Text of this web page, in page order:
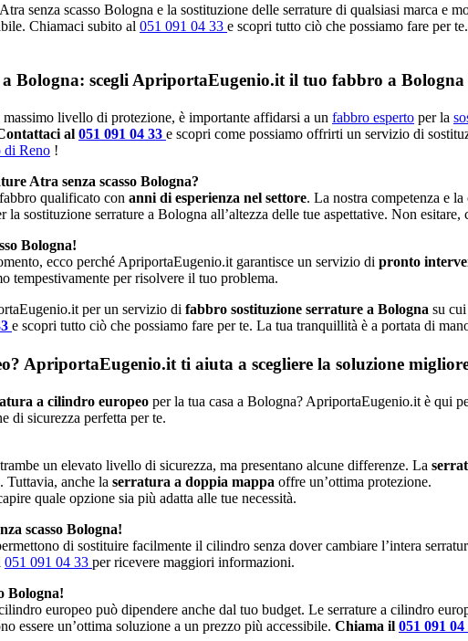
senza scasso Bologna e la sostituzione delle serrature di qualsiasi marca e
Chiamaci subito al 051 091 04 33 e scopri tutto ciò che possiamo fare per
Bologna: scegli ApriportaEugenio.it il tuo fabbro a Bologna
livello di protezione, è importante affidarsi a un fabbro esperto per la
al 051 091 04 33 e scopri come possiamo offrirti un servizio di
di Reno !
Atra senza scasso Bologna?
qualificato con anni di esperienza nel settore. La nostra competenza e
la sostituzione serrature a Bologna all’altezza delle tue aspettative. Non esitare,
Bologna!
ecco perché ApriportaEugenio.it garantisce un servizio di pronto
tempestivamente per risolvere il tuo problema.
per un servizio di fabbro sostituzione serrature a Bologna su
e scopri tutto ciò che possiamo fare per te. La tua tranquillità è a portata di
ApriportaEugenio.it ti aiuta a scegliere la soluzione
a cilindro europeo per la tua casa a Bologna? ApriportaEugenio.it è qui
di sicurezza perfetta per te.
un elevato livello di sicurezza, ma presentano alcune differenze. La
Tuttavia, anche la serratura a doppia mappa offre un’ottima protezione.
quale opzione sia più adatta alle tue necessità.
scasso Bologna!
di sostituire facilmente il cilindro senza dover cambiare l’intera
051 091 04 33 per ricevere maggiori informazioni.
Bologna!
europeo può dipendere anche dal tuo budget. Le serrature a cilindro
essere un’ottima soluzione a un prezzo più accessibile. Chiama il 051 091 04